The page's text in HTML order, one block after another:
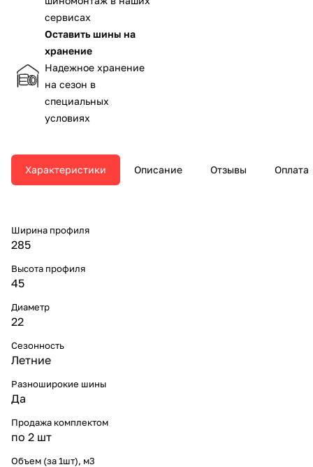
сервисах
Оставить шины на
хранение
Надежное хранение
на сезон в
специальных
условиях
Характеристики Описание Отзывы Оплата
Ширина профиля
285
Высота профиля
45
Диаметр
22
Сезонность
Летние
Разноширокие шины
Да
Продажа комплектом
по 2 шт
Объем (за 1шт), м3